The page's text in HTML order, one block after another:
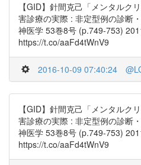
【GID】針間克己「メンタルク
害診療の実際 : 非定型例の診断
神医学 53巻8号 (p.749-753)
https://t.co/aaFd4tWnV9
2016-10-09 07:40:24
【GID】針間克己「メンタルク
害診療の実際 : 非定型例の診断
神医学 53巻8号 (p.749-753)
https://t.co/aaFd4tWnV9